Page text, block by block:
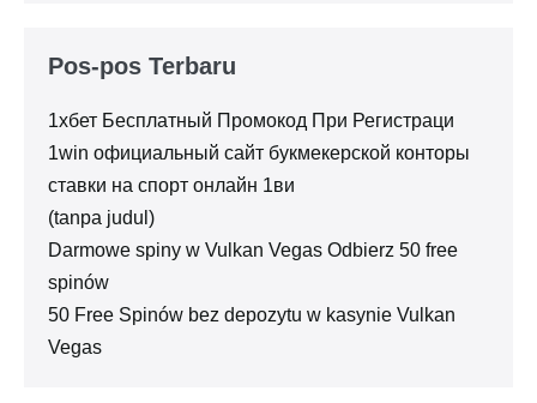
Pos-pos Terbaru
1хбет Бесплатный Промокод При Регистраци
1win официальный сайт букмекерской конторы
ставки на спорт онлайн 1ви
(tanpa judul)
Darmowe spiny w Vulkan Vegas Odbierz 50 free
spinów
50 Free Spinów bez depozytu w kasynie Vulkan
Vegas